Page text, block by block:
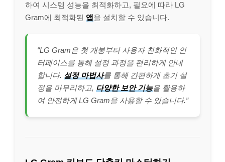
하여 시스템 성능을 최적화하고, 필요에 따라 LG
Gram에 최적화된 앱을 설치할 수 있습니다.
“LG Gram은 첫 개봉부터 사용자 친화적인 인
터페이스를 통해 설정 과정을 편리하게 안내
합니다. 설정 마법사를 통해 간편하게 초기 설
정을 마무리하고, 다양한 보안 기능을 활용하
여 안전하게 LG Gram을 사용할 수 있습니다.”